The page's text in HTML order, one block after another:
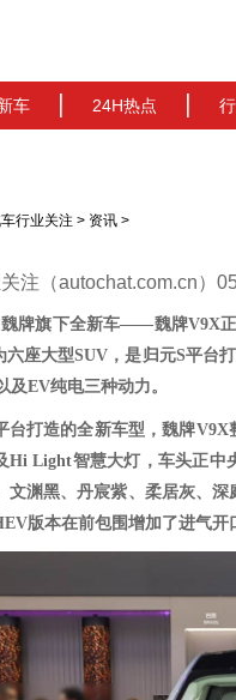
车 24H热点
行业关注 > 资讯 >
注（autochat.com.cn）
魏牌旗下全新车——魏牌V9X
六座大型SUV，是归元S平台
及EV纯电三种动力。
台打造的全新车型，魏牌V9X
Hi Light智慧大灯， 车头正中
文渊黑、丹宸紫、柔居灰、
版本在前包围增加了进气开